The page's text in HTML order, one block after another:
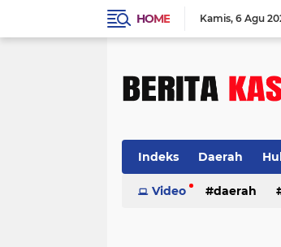
HOME Kamis 6 Agu
Indeks Daerah
Video daerah